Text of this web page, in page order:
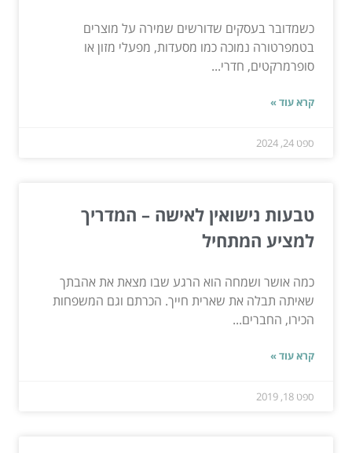
כשמדובר בעסקים שדורשים שמירה על מוצרים
בטמפרטורה נמוכה כמו מסעדות, מפעלי מזון או
סופרמרקטים, חדרי...
קרא עוד »
ספט 24, 2024
טבעות נישואין לאישה – המדריך
למציע המתחיל
כמה אושר ושמחה הוא הרגע שבו מצאת את אהבתך
שאיתה תבלה את שארית חייך. הכרתם וגם המשפחות
הכירו, החברים...
קרא עוד »
ספט 18, 2019